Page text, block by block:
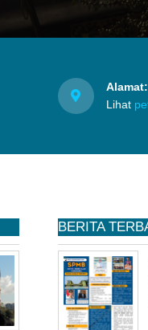
Alamat:
Lihat
BERITA